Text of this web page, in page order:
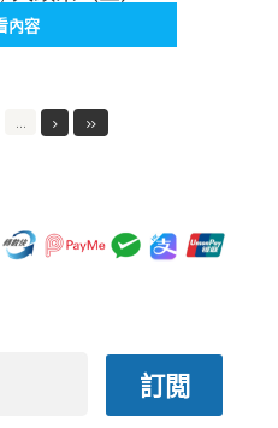
存在系列 003
內容